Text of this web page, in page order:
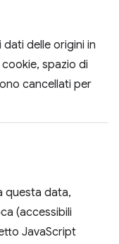
delle origini in
spazio di
cancellati per
questa data,
(accessibili
JavaScript